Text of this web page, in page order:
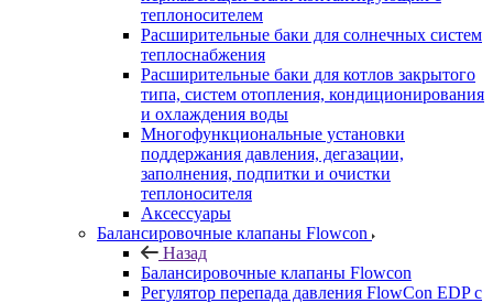
теплоносителем
Расширительные баки для солнечных систем
теплоснабжения
Расширительные баки для котлов закрытого
типа, систем отопления, кондиционирования
и охлаждения воды
Многофункциональные установки
поддержания давления, дегазации,
заполнения, подпитки и очистки
теплоносителя
Аксессуары
Балансировочные клапаны Flowcon
Назад
Балансировочные клапаны Flowcon
Регулятор перепада давления FlowСon EDP с